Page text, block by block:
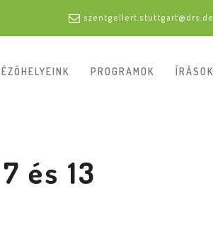
szentgellert.stuttgart@drs.de
PROGRAMOK ÍRÁSOK
és 13